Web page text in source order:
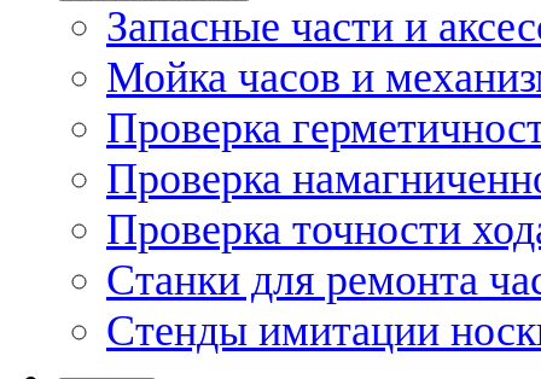
Запасные части и
Мойка часов и
Проверка
Проверка
Проверка точности
Станки для ремонта
Стенды имитации